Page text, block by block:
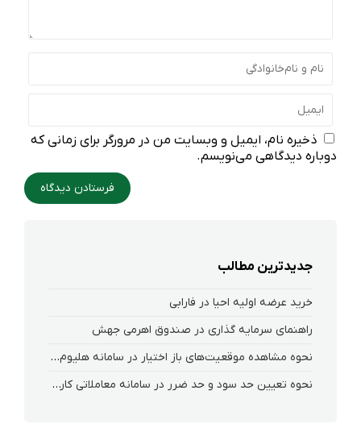
ذخیره نام، ایمیل و وبسایت من در مرورگر برای زمانی که
دوباره دیدگاهی می‌نویسم.
جدیدترین مطالب
خرید عرضه اولیه احیا در فارابی
راهنمای سرمایه گذاری در صندوق اهرمی جهش
نحوه‌ مشاهده‌ موقعیت‌های باز اختیار در سامانه هلیوم و نکست
نحوه تعیین حد سود و حد ضرر در سامانه معاملاتی کارگزاری فارابی